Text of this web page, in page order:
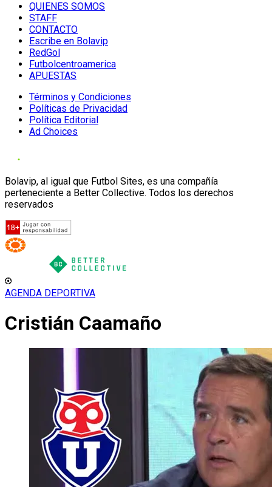
QUIENES SOMOS
STAFF
CONTACTO
Escribe en Bolavip
RedGol
Futbolcentroamerica
APUESTAS
Términos y Condiciones
Políticas de Privacidad
Política Editorial
Ad Choices
Bolavip, al igual que Futbol Sites, es una compañía
perteneciente a Better Collective. Todos los derechos
reservados
AGENDA DEPORTIVA
Cristián Caamaño